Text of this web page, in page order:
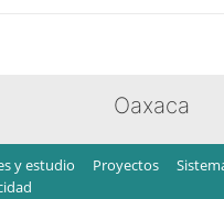
Oaxaca
y estudio Proyectos